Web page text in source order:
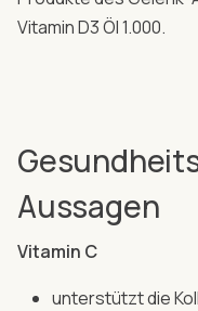
Vitamin D3 Öl 1.000.
Aussagen
Vitamin C
unterstützt die